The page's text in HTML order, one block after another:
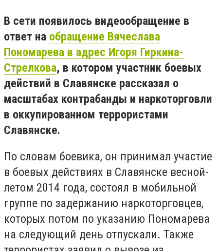
В сети появилось видеообращение в
ответ на обращение Вячеслава
Пономарева в адрес Игоря Гиркина-
Стрелкова, в котором участник боевых
действий в Славянске рассказал о
масштабах контрабанды и наркоторговли
в оккупированном террористами
Славянске.
По словам боевика, он принимал участие
в боевых действиях в Славянске весной-
летом 2014 года, состоял в мобильной
группе по задержанию наркоторговцев,
которых потом по указанию Пономарева
на следующий день отпускали. Также